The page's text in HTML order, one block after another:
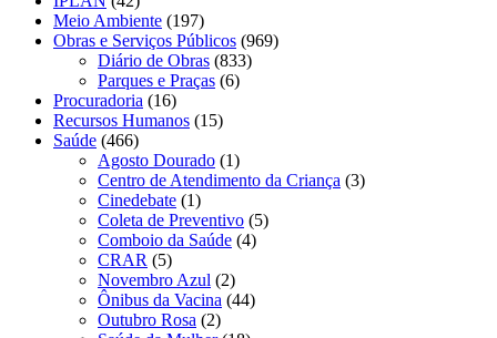
Meio Ambiente (197)
Obras e Serviços Públicos (969)
Diário de Obras (833)
Parques e Praças (6)
Procuradoria (16)
Recursos Humanos (15)
Saúde (466)
Agosto Dourado (1)
Centro de Atendimento da Criança (3)
Cinedebate (1)
Coleta de Preventivo (5)
Comboio da Saúde (4)
CRAR (5)
Novembro Azul (2)
Ônibus da Vacina (44)
Outubro Rosa (2)